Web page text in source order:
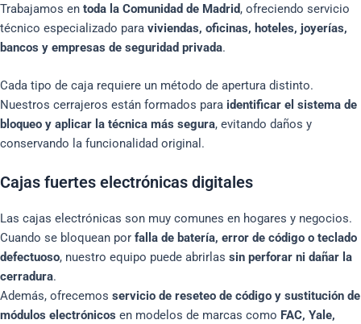
Trabajamos en toda la Comunidad de Madrid, ofreciendo servicio
técnico especializado para viviendas, oficinas, hoteles, joyerías,
bancos y empresas de seguridad privada.
Cada tipo de caja requiere un método de apertura distinto.
Nuestros cerrajeros están formados para identificar el sistema de
bloqueo y aplicar la técnica más segura, evitando daños y
conservando la funcionalidad original.
Cajas fuertes electrónicas digitales
Las cajas electrónicas son muy comunes en hogares y negocios.
Cuando se bloquean por falla de batería, error de código o teclado
defectuoso, nuestro equipo puede abrirlas sin perforar ni dañar la
cerradura.
Además, ofrecemos servicio de reseteo de código y sustitución de
módulos electrónicos en modelos de marcas como FAC, Yale,